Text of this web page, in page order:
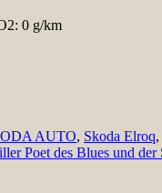
0 g/km
AUTO, Skoda Elroq,
Poet des Blues und der